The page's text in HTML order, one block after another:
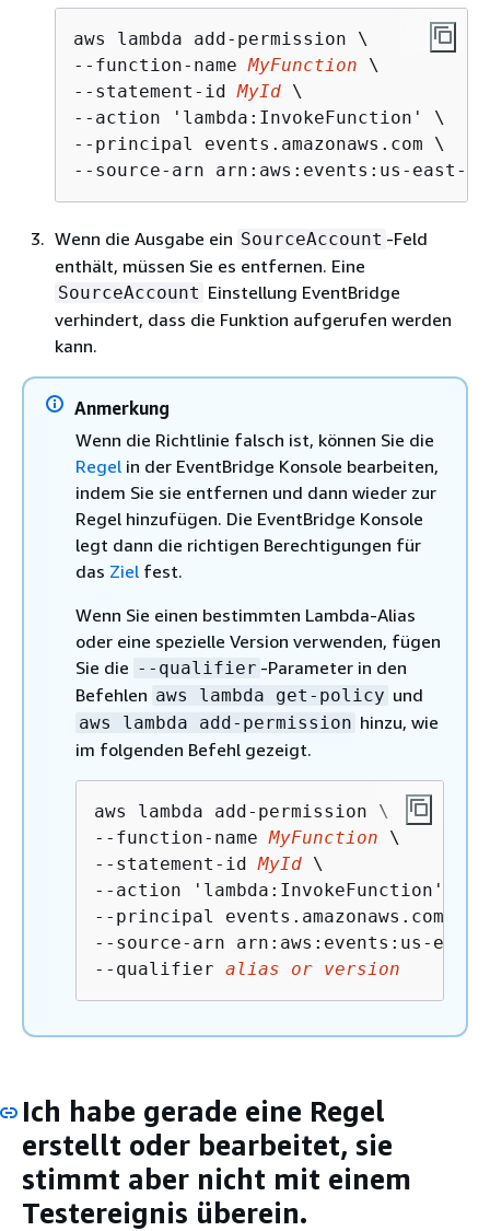
aws lambda add-permission \
--function-name MyFunction \
--statement-id MyId \
--action 'lambda:InvokeFunction' \
--principal events.amazonaws.com \
--source-arn arn:aws:events:us-east-1:
Wenn die Ausgabe ein SourceAccount -Feld
enthält, müssen Sie es entfernen. Eine
SourceAccount Einstellung EventBridge
verhindert, dass die Funktion aufgerufen werden
kann.
Anmerkung
Wenn die Richtlinie falsch ist, können Sie die
Regel in der EventBridge Konsole bearbeiten,
indem Sie sie entfernen und dann wieder zur
Regel hinzufügen. Die EventBridge Konsole
legt dann die richtigen Berechtigungen für
das Ziel fest.
Wenn Sie einen bestimmten Lambda-Alias
oder eine spezielle Version verwenden, fügen
Sie die --qualifier -Parameter in den
Befehlen aws lambda get-policy und
aws lambda add-permission hinzu, wie
im folgenden Befehl gezeigt.
aws lambda add-permission \
--function-name MyFunction \
--statement-id MyId \
--action 'lambda:InvokeFunction' \
--principal events.amazonaws.com \
--source-arn arn:aws:events:us-
--qualifier alias or version
Ich habe gerade eine Regel
erstellt oder bearbeitet, sie
stimmt aber nicht mit einem
Testereignis überein.